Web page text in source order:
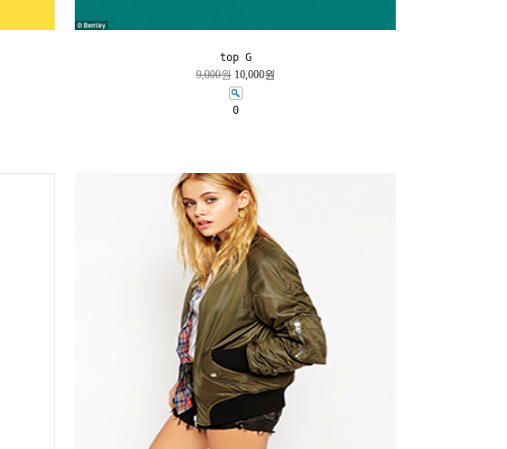
top G
9,000원 10,000원
0